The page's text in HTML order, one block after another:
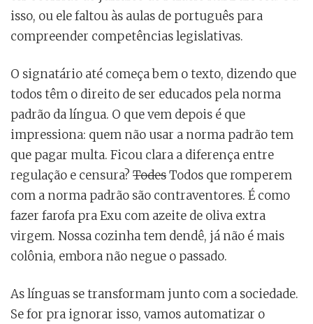
isso, ou ele faltou às aulas de português para
compreender competências legislativas.
O signatário até começa bem o texto, dizendo que
todos têm o direito de ser educados pela norma
padrão da língua. O que vem depois é que
impressiona: quem não usar a norma padrão tem
que pagar multa. Ficou clara a diferença entre
regulação e censura? TodesTodos que romperem
com a norma padrão são contraventores. É como
fazer farofa pra Exu com azeite de oliva extra
virgem. Nossa cozinha tem dendê, já não é mais
colônia, embora não negue o passado.
As línguas se transformam junto com a sociedade.
Se for pra ignorar isso, vamos automatizar o